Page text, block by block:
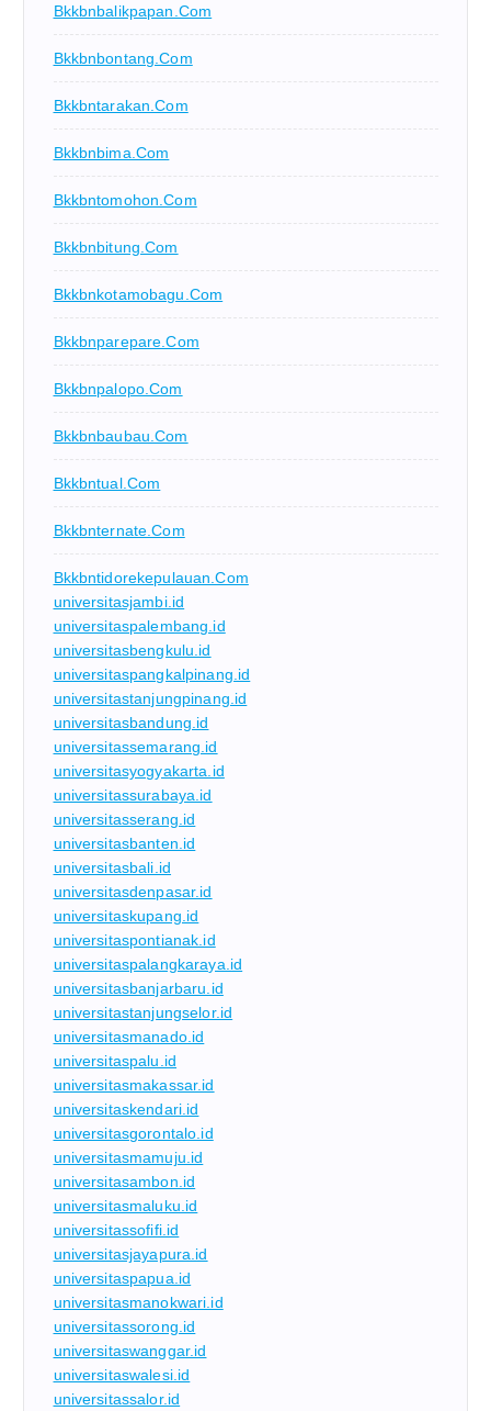
Bkkbnbalikpapan.com
Bkkbnbontang.com
Bkkbntarakan.com
Bkkbnbima.com
Bkkbntomohon.com
Bkkbnbitung.com
Bkkbnkotamobagu.com
Bkkbnparepare.com
Bkkbnpalopo.com
Bkkbnbaubau.com
Bkkbntual.com
Bkkbnternate.com
Bkkbntidorekepulauan.com
universitasjambi.id
universitaspalembang.id
universitasbengkulu.id
universitaspangkalpinang.id
universitastanjungpinang.id
universitasbandung.id
universitassemarang.id
universitasyogyakarta.id
universitassurabaya.id
universitasserang.id
universitasbanten.id
universitasbali.id
universitasdenpasar.id
universitaskupang.id
universitaspontianak.id
universitaspalangkaraya.id
universitasbanjarbaru.id
universitastanjungselor.id
universitasmanado.id
universitaspalu.id
universitasmakassar.id
universitaskendari.id
universitasgorontalo.id
universitasmamuju.id
universitasambon.id
universitasmaluku.id
universitassofifi.id
universitasjayapura.id
universitaspapua.id
universitasmanokwari.id
universitassorong.id
universitaswanggar.id
universitaswalesi.id
universitassalor.id